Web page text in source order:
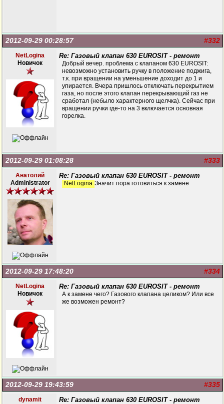
#332
2012-09-29 00:28:57
NetLogina
Новичок
Re: Газовый клапан 630 EUROSIT - ремонт
Добрый вечер. проблема с клапаном 630 EUROSIT:
невозможно установить ручку в положение поджига,
т.к. при вращении на уменьшение доходит до 1 и
упирается. Вчера пришлось отключать перекрытием
газа, но после этого клапан перекрывающий газ не
сработал (небыло характерного щелчка). Сейчас при
вращении ручки где-то на 3 включается основная
горелка.
#333
2012-09-29 01:08:28
Анатолий
Administrator
Re: Газовый клапан 630 EUROSIT - ремонт
NetLogina Значит пора готовиться к замене
#334
2012-09-29 17:48:20
NetLogina
Новичок
Re: Газовый клапан 630 EUROSIT - ремонт
А к замене чего? Газового клапана целиком? Или все
же возможен ремонт?
#335
2012-09-29 19:43:59
dynamit
Re: Газовый клапан 630 EUROSIT - ремонт